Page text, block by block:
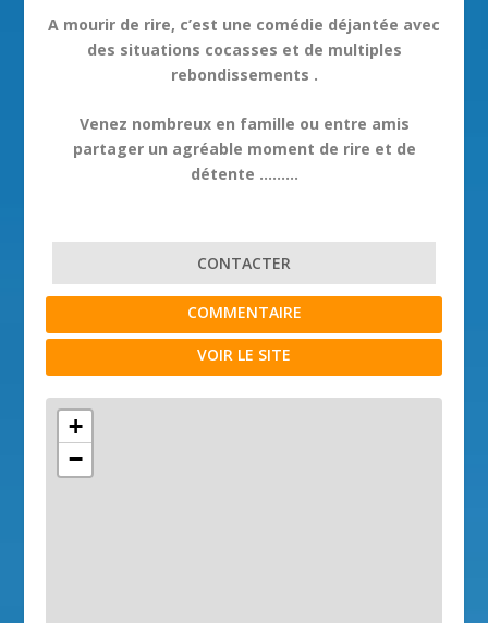
A mourir de rire, c’est une comédie déjantée avec
des situations cocasses et de multiples
rebondissements .
Venez nombreux en famille ou entre amis
partager un agréable moment de rire et de
détente ………
CONTACTER
COMMENTAIRE
VOIR LE SITE
+
−